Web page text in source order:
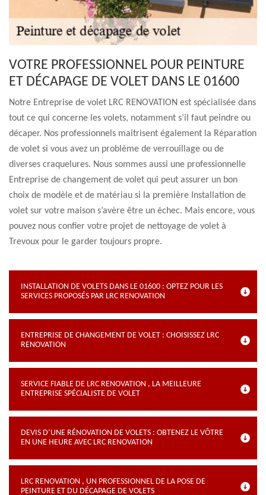
VOTRE PROFESSIONNEL POUR PEINTURE
ET DÉCAPAGE DE VOLET DANS LE 01600
Notre Entreprise de volet LRC RENOVATION est spécialisée dans
tout ce qui concerne les volets, notamment s’il faut peindre ou
décaper. Nos professionnels maitrisent également la Réparation
de volet si vous avez un problème de verrouillage ou de
diverses craquelures. Nous sommes aussi une professionnelle
Entreprise de changement de volet qui peut assurer un bon
choix de modèle et de matériau si la première Installation de
volet sur votre maison s’avère être un échec. Mais encore, vous
pouvez nous confier votre projet de nettoyage de volet à
Trevoux pour le garder toujours propre.
INSTALLATION DE VOLETS DANS LE 01600 : OPTEZ POUR LES
SERVICES PROPOSÉS PAR LRC RENOVATION
ENTREPRISE DE CHANGEMENT DE VOLET : CHOISISSEZ LRC
RENOVATION
SERVICE FIABLE DE LRC RENOVATION , LA MEILLEURE
ENTREPRISE SPÉCIALISTE DE VOLET
DEVIS D’UNE RÉNOVATION DE VOLETS : OBTENEZ LE VÔTRE
EN UNE HEURE AVEC LRC RENOVATION
LRC RENOVATION , UN PROFESSIONNEL DE LA POSE DE
PEINTURE ET DU DÉCAPAGE DE VOLETS